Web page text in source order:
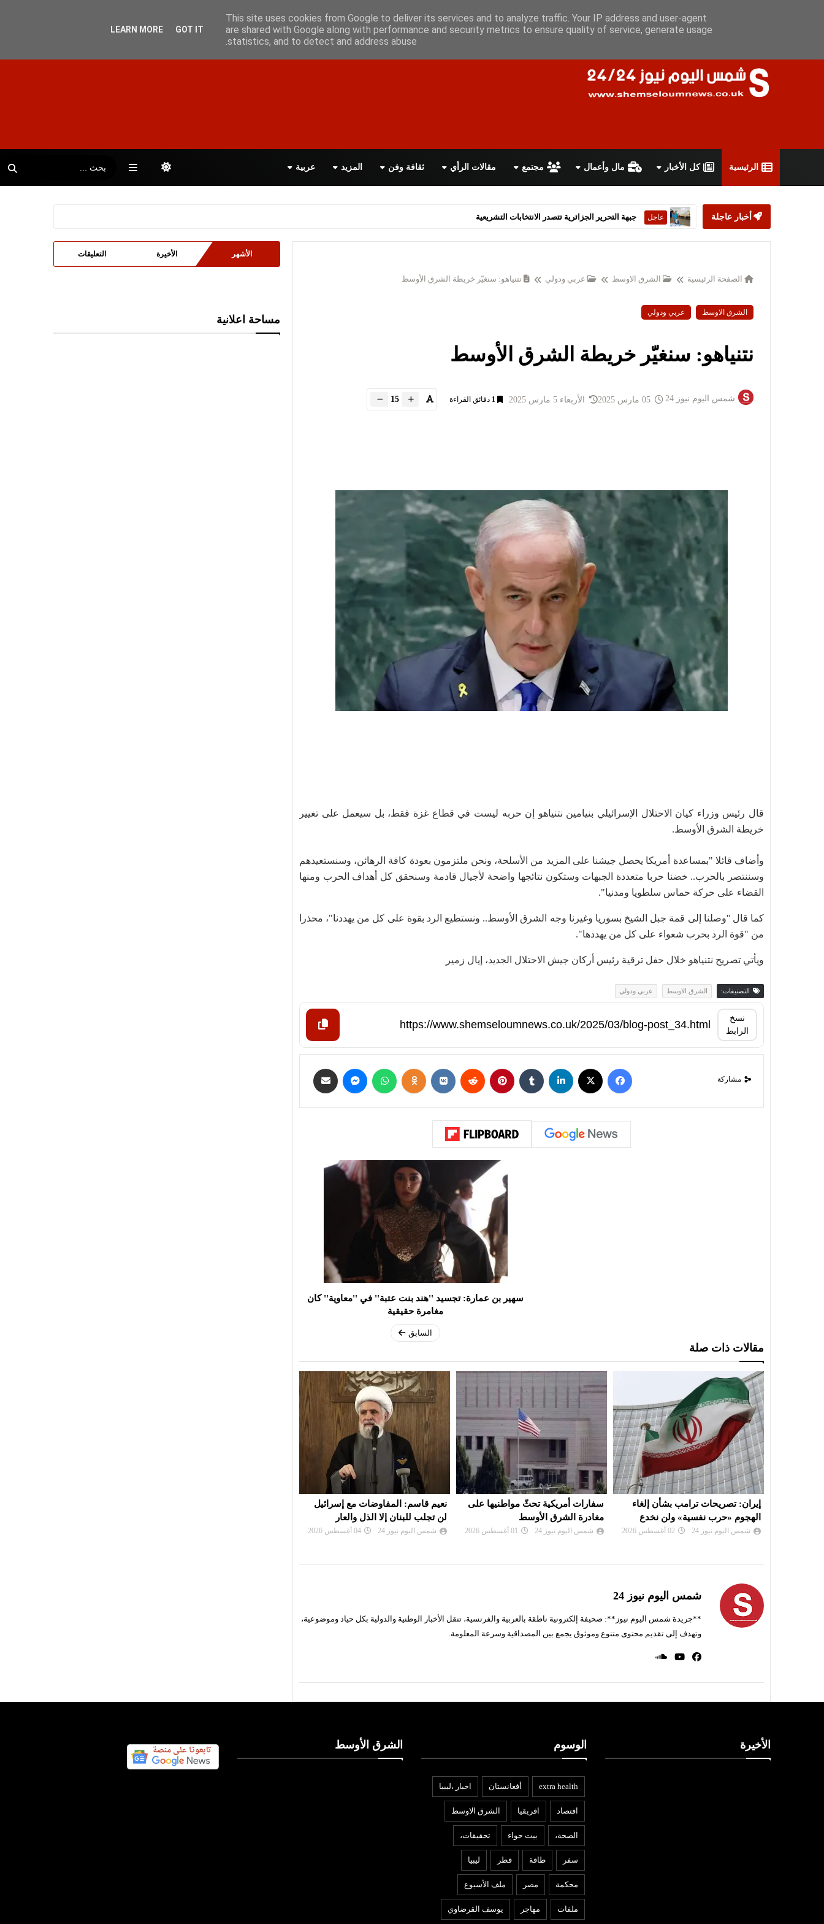
سياسة الخصوصية اتفاقية الاستخدام أعلن معانا اتصل بنا اقرأ الصحيفة PDF
الرئيسية كل الأخبار مال وأعمال مجتمع مقالات الرأي ثقافة وفن المزيد عربية
أخبار عاجلة عاجل ستارمر يعلن استقالته من رئاسة الحكومة البريطانية
الصفحة الرئيسية الشرق الاوسط عربي ودولي نتنياهو: سنغيّر خريطة الشرق الأوسط
الشرق الاوسط عربي ودولي
نتنياهو: سنغيّر خريطة الشرق الأوسط
شمس اليوم نيوز 24 الأربعاء 5 مارس 2025 1 دقائق القراءة 15
قال رئيس وزراء كيان الاحتلال الإسرائيلي بنيامين نتنياهو إن حربه ليست في قطاع غزة فقط، بل سيعمل على تغيير
خريطة الشرق الأوسط.
وأضاف قائلا "بمساعدة أمريكا يحصل جيشنا على المزيد من الأسلحة، ونحن ملتزمون بعودة كافة الرهائن، وسنستعيدهم
وسننتصر بالحرب.. خضنا حربا متعددة الجبهات وستكون نتائجها واضحة لأجيال قادمة وسنحقق كل أهداف الحرب ومنها
القضاء على حركة حماس سلطويا ومدنيا".
كما قال ''وصلنا إلى قمة جبل الشيخ بسوريا وغيرنا وجه الشرق الأوسط.. ونستطيع الرد بقوة على كل من يهددنا"، محذرا
من "قوة الرد بحرب شعواء على كل من يهددها".
ويأتي تصريح نتنياهو خلال حفل ترقية رئيس أركان جيش الاحتلال الجديد، إيال زمير
التصنيفات: الشرق الاوسط عربي ودولي
نسخ
الرابط
مشاركة
سهير بن عمارة: تجسيد ''هند بنت عتبة'' في ''معاوية'' كان
مغامرة حقيقية
السابق
مقالات ذات صلة
سفارات أمريكية تحثّ مواطنيها على
مغادرة الشرق الأوسط
شمس اليوم نيوز 24 01 أغسطس 2026
نعيم قاسم: المفاوضات مع إسرائيل
لن تجلب للبنان إلا الذل والعار
شمس اليوم نيوز 24 04 أغسطس 2026
إيران: تصريحات ترامب بشأن إلغاء
الهجوم «حرب نفسية» ولن نخدع
شمس اليوم نيوز 24 02 أغسطس 2026
شمس اليوم نيوز 24
**جريدة شمس اليوم نيوز**: صحيفة إلكترونية ناطقة بالعربية والفرنسية، تنقل الأخبار الوطنية والدولية بكل حياد وموضوعية،
وتهدف إلى تقديم محتوى متنوع وموثوق يجمع بين المصداقية وسرعة المعلومة.
الأشهر الأخيرة التعليقات
مساحة اعلانية
الأخيرة الوسوم
extra health أفغانستان اخبار ،ليبيا
افتصاد افريقيا الشرق الاوسط
الصحة، بيت حواء تحقيقات،
سفر طاقة قطر ليبيا
محكمة مصر ملف الأسبوع
ملفات مهاجر يوسف القرضاوي
الشرق الأوسط
This site uses cookies from Google to deliver its services and to analyze traffic. Your IP address and user-agent
are shared with Google along with performance and security metrics to ensure quality of service, generate usage
statistics, and to detect and address abuse.
LEARN MORE GOT IT